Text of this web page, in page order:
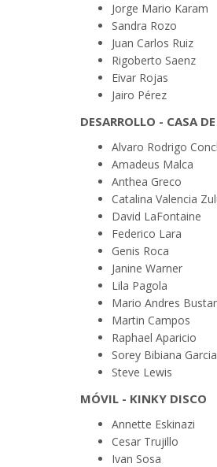
Jorge Mario Karam
Sandra Rozo
Juan Carlos Ruiz
Rigoberto Saenz
Eivar Rojas
Jairo Pérez
DESARROLLO - CASA
Alvaro Rodrigo
Amadeus Malca
Anthea Greco
Catalina Valencia
David LaFontaine
Federico Lara
Genis Roca
Janine Warner
Lila Pagola
Mario Andres
Martin Campos
Raphael Aparicio
Sorey Bibiana Garcia
Steve Lewis
MÓVIL - KINKY DISCO
Annette Eskinazi
Cesar Trujillo
Ivan Sosa